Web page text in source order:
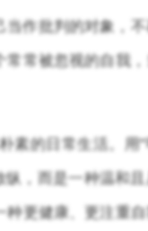
当作批判的对象，
常常被忽视的自我
素的日常生活。用“
，而是一种温和
种更健康、更注重